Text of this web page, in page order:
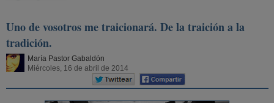
Uno de vosotros me traicionará. De la traición a la
tradición.
María Pastor Gabaldón
Miércoles, 16 de abril de 2014